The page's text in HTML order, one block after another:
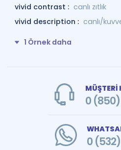
vivid contrast : canlı zıtlık
vivid description : canlı/
1 Örnek daha
MÜŞTERİ
0
0